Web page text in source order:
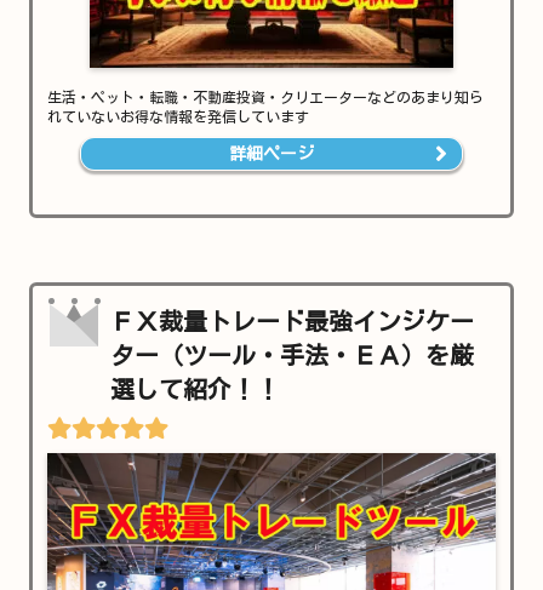
生活・ペット・転職・不動産投資・クリエーターなどのあまり知ら
れていないお得な情報を発信しています
詳細ページ
ＦＸ裁量トレード最強インジケー
ター（ツール・手法・ＥＡ）を厳
選して紹介！！